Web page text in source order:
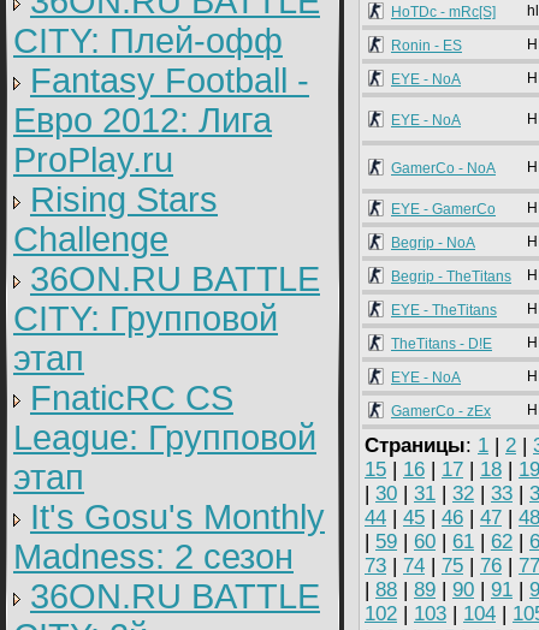
CITY: Плей-офф
Fantasy Football -
Евро 2012: Лига
ProPlay.ru
Rising Stars
Challenge
36ON.RU BATTLE
CITY: Групповой
этап
FnaticRC CS
League: Групповой
этап
It's Gosu's Monthly
Madness: 2 сезон
36ON.RU BATTLE
HoTDc - mRc[S]
Ronin - ES
EYE - NoA
EYE - NoA
GamerCo - NoA
EYE - GamerCo
Begrip - NoA
Begrip - TheTitans
EYE - TheTitans
TheTitans - D!E
EYE - NoA
GamerCo - zEx
Страницы: 1 | 2 |
15 | 16 | 17 | 18 | 19
| 30 | 31 | 32 | 33 |
44 | 45 | 46 | 47 | 48
| 59 | 60 | 61 | 62 |
73 | 74 | 75 | 76 | 77
| 88 | 89 | 90 | 91 |
102 | 103 | 104 |